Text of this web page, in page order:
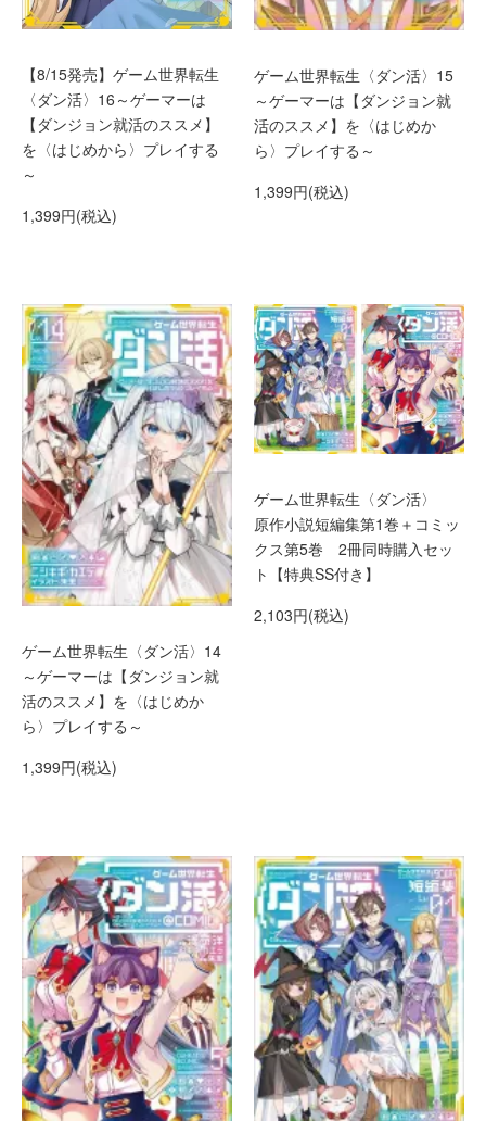
【8/15発売】ゲーム世界転生
〈ダン活〉16～ゲーマーは
【ダンジョン就活のススメ】
を〈はじめから〉プレイする
～
1,399円(税込)
ゲーム世界転生〈ダン活〉15
～ゲーマーは【ダンジョン就
活のススメ】を〈はじめか
ら〉プレイする～
1,399円(税込)
ゲーム世界転生〈ダン活〉14
～ゲーマーは【ダンジョン就
活のススメ】を〈はじめか
ら〉プレイする～
1,399円(税込)
ゲーム世界転生〈ダン活〉
原作小説短編集第1巻＋コミッ
クス第5巻 2冊同時購入セッ
ト【特典SS付き】
2,103円(税込)